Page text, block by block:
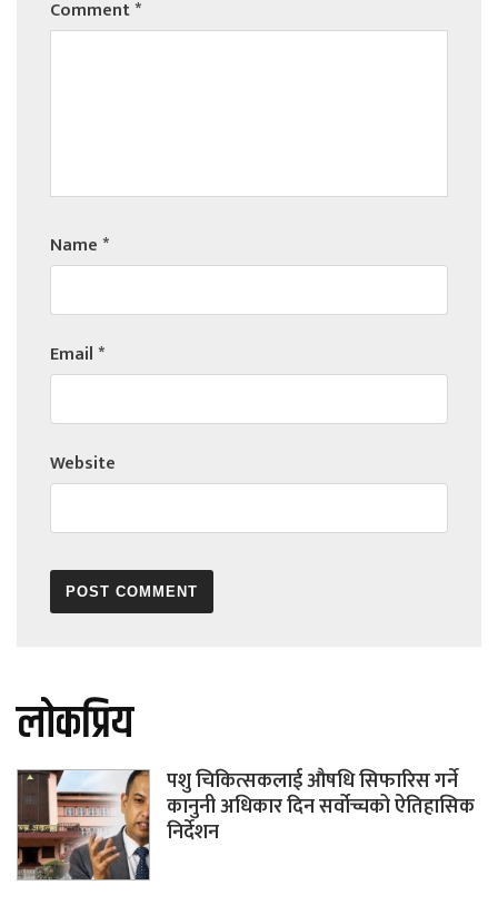
Comment*
Name*
Email*
Website
लोकप्रिय
पशु चिकित्सकलाई औषधि सिफारिस गर्ने
कानुनी अधिकार दिन सर्वोच्चको ऐतिहासिक
निर्देशन